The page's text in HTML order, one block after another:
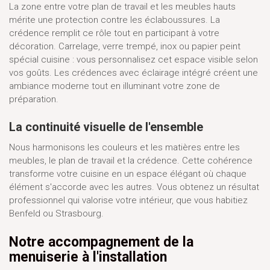
La zone entre votre plan de travail et les meubles hauts
mérite une protection contre les éclaboussures. La
crédence remplit ce rôle tout en participant à votre
décoration. Carrelage, verre trempé, inox ou papier peint
spécial cuisine : vous personnalisez cet espace visible selon
vos goûts. Les crédences avec éclairage intégré créent une
ambiance moderne tout en illuminant votre zone de
préparation.
La continuité visuelle de l'ensemble
Nous harmonisons les couleurs et les matières entre les
meubles, le plan de travail et la crédence. Cette cohérence
transforme votre cuisine en un espace élégant où chaque
élément s'accorde avec les autres. Vous obtenez un résultat
professionnel qui valorise votre intérieur, que vous habitiez
Benfeld ou Strasbourg.
Notre accompagnement de la
menuiserie à l'installation